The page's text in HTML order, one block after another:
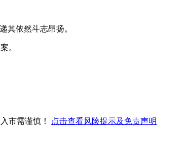
其依然斗志昂扬。
。
市需谨慎！ 点击查看风险提示及免责声明